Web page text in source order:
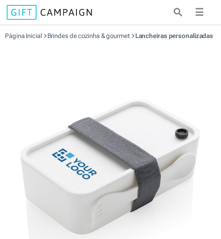
☰
Página Inicial Brindes de cozinha & gourmet Lancheiras personalizadas